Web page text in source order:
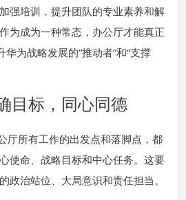
强培训，提升团队的专业素养和解
为成为一种常态，办公厅才能真正
华为战略发展的“推动者”和“支撑
目标，同心同德
厅所有工作的出发点和落脚点，都
使命、战略目标和中心任务。这要
政治站位、大局意识和责任担当。